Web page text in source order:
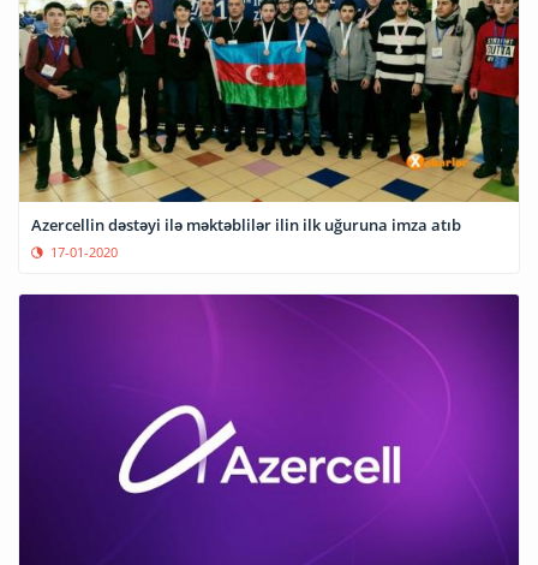
Azercellin dəstəyi ilə məktəblilər ilin ilk uğuruna imza atıb
17-01-2020